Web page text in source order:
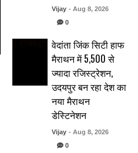
Vijay - Aug 8, 2026
0
वेदांता जिंक सिटी हाफ
मैराथन में 5,500 से
ज्यादा रजिस्ट्रेशन,
उदयपुर बन रहा देश का
नया मैराथन
डेस्टिनेशन
Vijay - Aug 8, 2026
0